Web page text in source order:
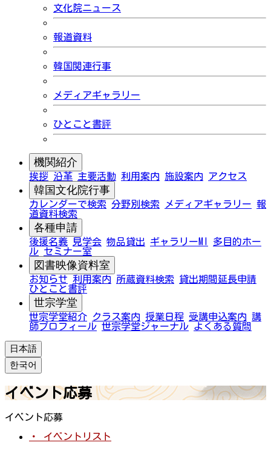
文化院ニュース
報道資料
韓国関連行事
メディアギャラリー
ひとこと書評
機関紹介
挨拶 沿革 主要活動 利用案内 施設案内 アクセス
韓国文化院行事
カレンダーで検索 分野別検索 メディアギャラリー 報
道資料検索
各種申請
後援名義 見学会 物品貸出 ギャラリーMI
多目的ホー
ル セミナー室
図書映像資料室
お知らせ 利用案内 所蔵資料検索
貸出期間延長申請
ひとこと書評
世宗学堂
世宗学堂紹介 クラス案内 授業日程 受講申込案内 講
師プロフィール 世宗学堂ジャーナル よくある質問
日本語
한국어
イベント応募
イベント応募
・ イベントリスト